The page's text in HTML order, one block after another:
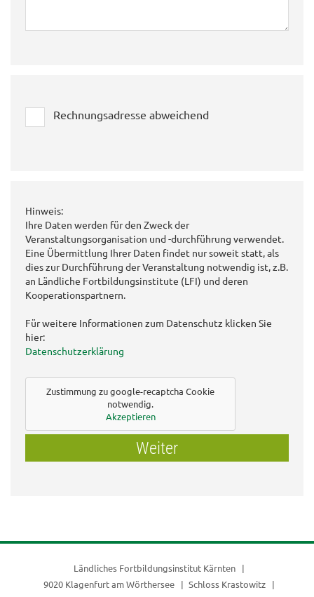
Rechnungsadresse abweichend
Hinweis:
Ihre Daten werden für den Zweck der
Veranstaltungsorganisation und -durchführung verwendet.
Eine Übermittlung Ihrer Daten findet nur soweit statt, als
dies zur Durchführung der Veranstaltung notwendig ist, z.B.
an Ländliche Fortbildungsinstitute (LFI) und deren
Kooperationspartnern.
Für weitere Informationen zum Datenschutz klicken Sie
hier:
Datenschutzerklärung
Zustimmung zu google-recaptcha Cookie
notwendig.
Akzeptieren
Weiter
Ländliches Fortbildungsinstitut Kärnten
9020 Klagenfurt am Wörthersee
Schloss Krastowitz